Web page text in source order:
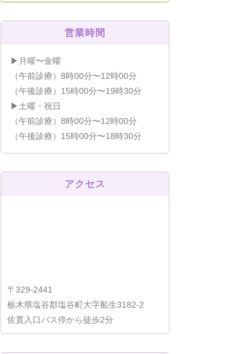
営業時間
▶月曜〜金曜
（午前診療）8時00分〜12時00分
（午後診療）15時00分〜19時30分
▶土曜・祝日
（午前診療）8時00分〜12時00分
（午後診療）15時00分〜18時30分
アクセス
〒329-2441
栃木県塩谷郡塩谷町大字船生3182-2
佐貫入口バス停から徒歩2分